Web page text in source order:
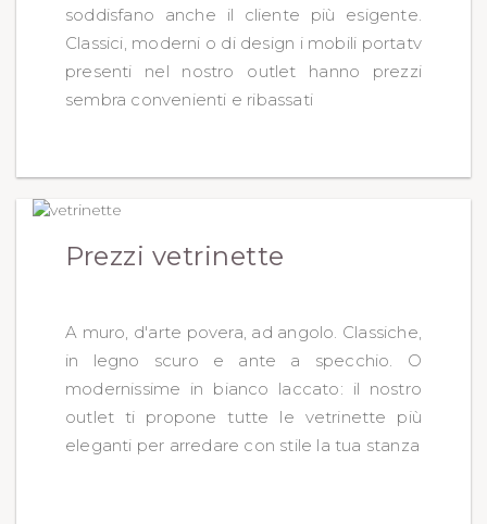
soddisfano anche il cliente più esigente.
Classici, moderni o di design i mobili portatv
presenti nel nostro outlet hanno prezzi
sembra convenienti e ribassati
Prezzi vetrinette
A muro, d'arte povera, ad angolo. Classiche,
in legno scuro e ante a specchio. O
modernissime in bianco laccato: il nostro
outlet ti propone tutte le vetrinette più
eleganti per arredare con stile la tua stanza